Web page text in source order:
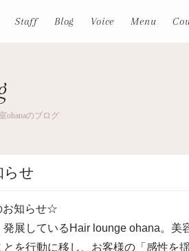
Staff Blog Voice Menu
ohanaのブログ
らせ
お知らせ☆
展しているHair lounge ohana。美
を行動に移し、お客様の「感性を